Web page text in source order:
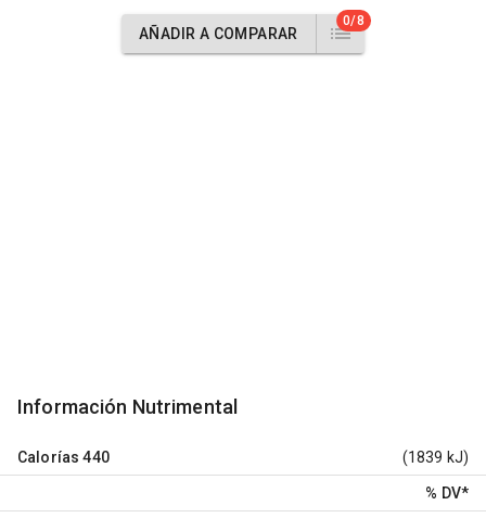
AÑADIR A COMPARAR
0/8
Información Nutrimental
Calorías 440 (1839 kJ)
% DV*